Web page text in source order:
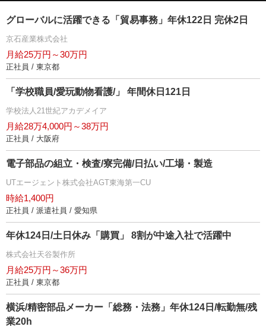
グローバルに活躍できる「貿易事務」年休122日 完休2日
京石産業株式会社
月給25万円～30万円
正社員 / 東京都
「学校職員/愛玩動物看護/」 年間休日121日
学校法人21世紀アカデメイア
月給28万4,000円～38万円
正社員 / 大阪府
電子部品の組立・検査/寮完備/日払い/工場・製造
UTエージェント株式会社AGT東海第一CU
時給1,400円
正社員 / 派遣社員 / 愛知県
年休124日/土日休み「購買」 8割が中途入社で活躍中
株式会社天谷製作所
月給25万円～36万円
正社員 / 東京都
横浜/精密部品メーカー「総務・法務」年休124日/転勤無/残
業20h